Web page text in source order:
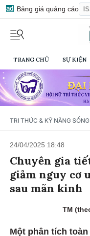
Bảng giá quảng cáo
TRANG CHỦ SỰ KIỆN
TRI THỨC & KỸ NĂNG SỐNG
24/04/2025 18:48
Chuyên gia
giảm nguy cơ
sau mãn kinh
TM
Một phân tích